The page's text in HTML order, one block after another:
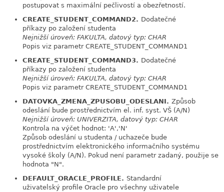
postupovat s maximální pečlivostí a obezřetností.
CREATE_STUDENT_COMMAND2. Dodatečné
příkazy po založení studenta
Nejnižší úroveň: FAKULTA, datový typ: CHAR
Popis viz parametr CREATE_STUDENT_COMMAND1
CREATE_STUDENT_COMMAND3. Dodatečné
příkazy po založení studenta
Nejnižší úroveň: FAKULTA, datový typ: CHAR
Popis viz parametr CREATE_STUDENT_COMMAND1
DATOVKA_ZMENA_ZPUSOBU_ODESLANI. Způsob
odeslání bude prostřednictvím el. inf. syst. VŠ (A/N)
Nejnižší úroveň: UNIVERZITA, datový typ: CHAR
Kontrola na výčet hodnot: 'A','N'
Způsob odeslání u studenta / uchazeče bude
prostřednictvím elektronického informačního systému
vysoké školy (A/N). Pokud není parametr zadaný, použije se
hodnota "N".
DEFAULT_ORACLE_PROFILE. Standardní
uživatelský profile Oracle pro všechny uživatele